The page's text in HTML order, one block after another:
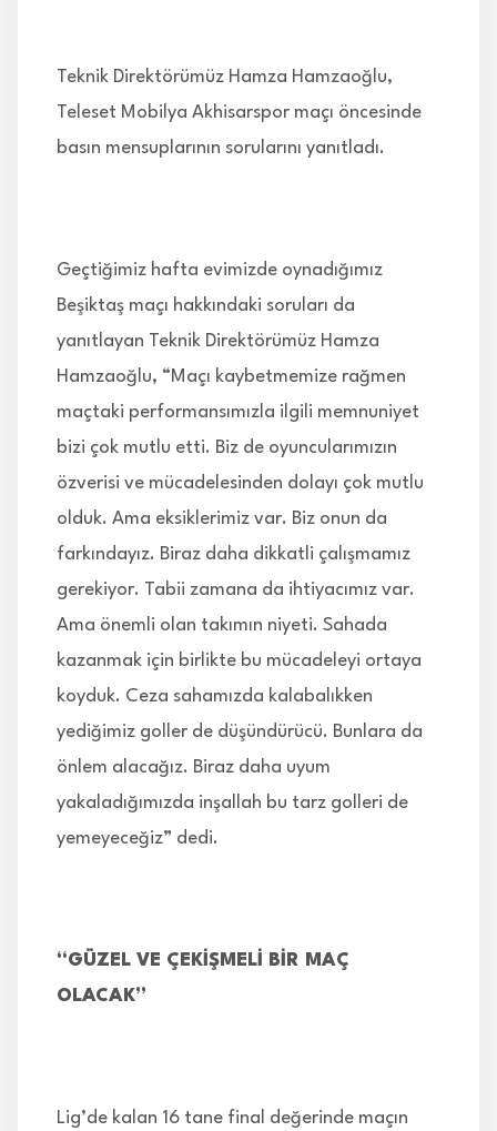
Teknik Direktörümüz Hamza Hamzaoğlu,
Teleset Mobilya Akhisarspor maçı öncesinde
basın mensuplarının sorularını yanıtladı.
Geçtiğimiz hafta evimizde oynadığımız
Beşiktaş maçı hakkındaki soruları da
yanıtlayan Teknik Direktörümüz Hamza
Hamzaoğlu, “Maçı kaybetmemize rağmen
maçtaki performansımızla ilgili memnuniyet
bizi çok mutlu etti. Biz de oyuncularımızın
özverisi ve mücadelesinden dolayı çok mutlu
olduk. Ama eksiklerimiz var. Biz onun da
farkındayız. Biraz daha dikkatli çalışmamız
gerekiyor. Tabii zamana da ihtiyacımız var.
Ama önemli olan takımın niyeti. Sahada
kazanmak için birlikte bu mücadeleyi ortaya
koyduk. Ceza sahamızda kalabalıkken
yediğimiz goller de düşündürücü. Bunlara da
önlem alacağız. Biraz daha uyum
yakaladığımızda inşallah bu tarz golleri de
yemeyeceğiz” dedi.
“GÜZEL VE ÇEKİŞMELİ BİR MAÇ
OLACAK”
Lig’de kalan 16 tane final değerinde maçın